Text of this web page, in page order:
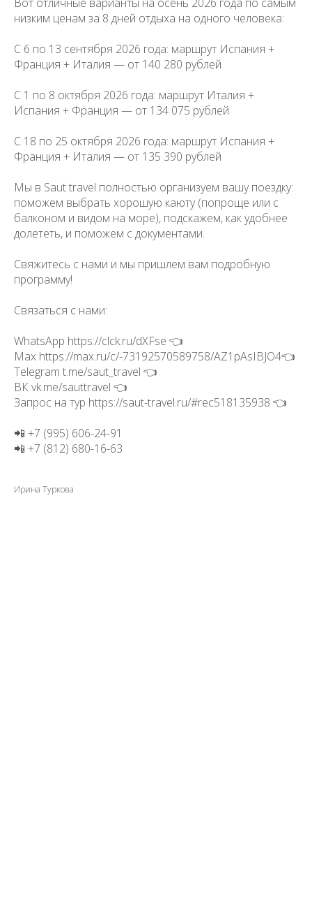
низким ценам за 8 дней отдыха на одного человека:
С 6 по 13 сентября 2026 года: маршрут Испания +
Франция + Италия — от 140 280 рублей
С 1 по 8 октября 2026 года: маршрут Италия +
Испания + Франция — от 134 075 рублей
С 18 по 25 октября 2026 года: маршрут Испания +
Франция + Италия — от 135 390 рублей
Мы в Saut travel полностью организуем вашу поездку:
поможем выбрать хорошую каюту (попроще или с
балконом и видом на море), подскажем, как удобнее
долететь, и поможем с документами.
Свяжитесь с нами и мы пришлем вам подробную
программу!
Связаться с нами:
WhatsApp https://clck.ru/dXFse 👈
Max https://max.ru/c/-73192570589758/AZ1pAsIBJO4👈
Telegram t.me/saut_travel 👈
ВК vk.me/sauttravel 👈
Запрос на тур https://saut-travel.ru/#rec518135938 👈
📲 +7 (995) 606-24-91
📲 +7 (812) 680-16-63
Ирина Туркова